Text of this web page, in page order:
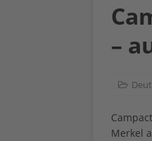
–
Merkel